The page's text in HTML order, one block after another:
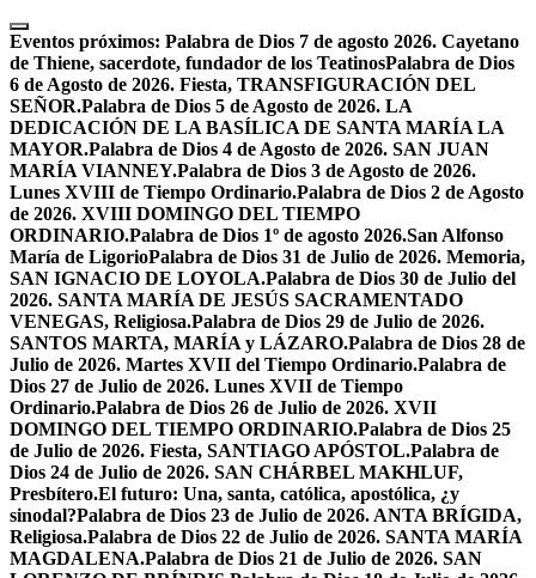
Skip
to
content
Eventos próximos: Palabra de Dios 7 de agosto 2026. Cayetano
de Thiene, sacerdote, fundador de los TeatinosPalabra de Dios
6 de Agosto de 2026. Fiesta, TRANSFIGURACIÓN DEL
SEÑOR.Palabra de Dios 5 de Agosto de 2026. LA
DEDICACIÓN DE LA BASÍLICA DE SANTA MARÍA LA
MAYOR.Palabra de Dios 4 de Agosto de 2026. SAN JUAN
MARÍA VIANNEY.Palabra de Dios 3 de Agosto de 2026.
Lunes XVIII de Tiempo Ordinario.Palabra de Dios 2 de Agosto
de 2026. XVIII DOMINGO DEL TIEMPO
ORDINARIO.Palabra de Dios 1º de agosto 2026.San Alfonso
María de LigorioPalabra de Dios 31 de Julio de 2026. Memoria,
SAN IGNACIO DE LOYOLA.Palabra de Dios 30 de Julio del
2026. SANTA MARÍA DE JESÚS SACRAMENTADO
VENEGAS, Religiosa.Palabra de Dios 29 de Julio de 2026.
SANTOS MARTA, MARÍA y LÁZARO.Palabra de Dios 28 de
Julio de 2026. Martes XVII del Tiempo Ordinario.Palabra de
Dios 27 de Julio de 2026. Lunes XVII de Tiempo
Ordinario.Palabra de Dios 26 de Julio de 2026. XVII
DOMINGO DEL TIEMPO ORDINARIO.Palabra de Dios 25
de Julio de 2026. Fiesta, SANTIAGO APÓSTOL.Palabra de
Dios 24 de Julio de 2026. SAN CHÁRBEL MAKHLUF,
Presbítero.El futuro: Una, santa, católica, apostólica, ¿y
sinodal?Palabra de Dios 23 de Julio de 2026. ANTA BRÍGIDA,
Religiosa.Palabra de Dios 22 de Julio de 2026. SANTA MARÍA
MAGDALENA.Palabra de Dios 21 de Julio de 2026. SAN